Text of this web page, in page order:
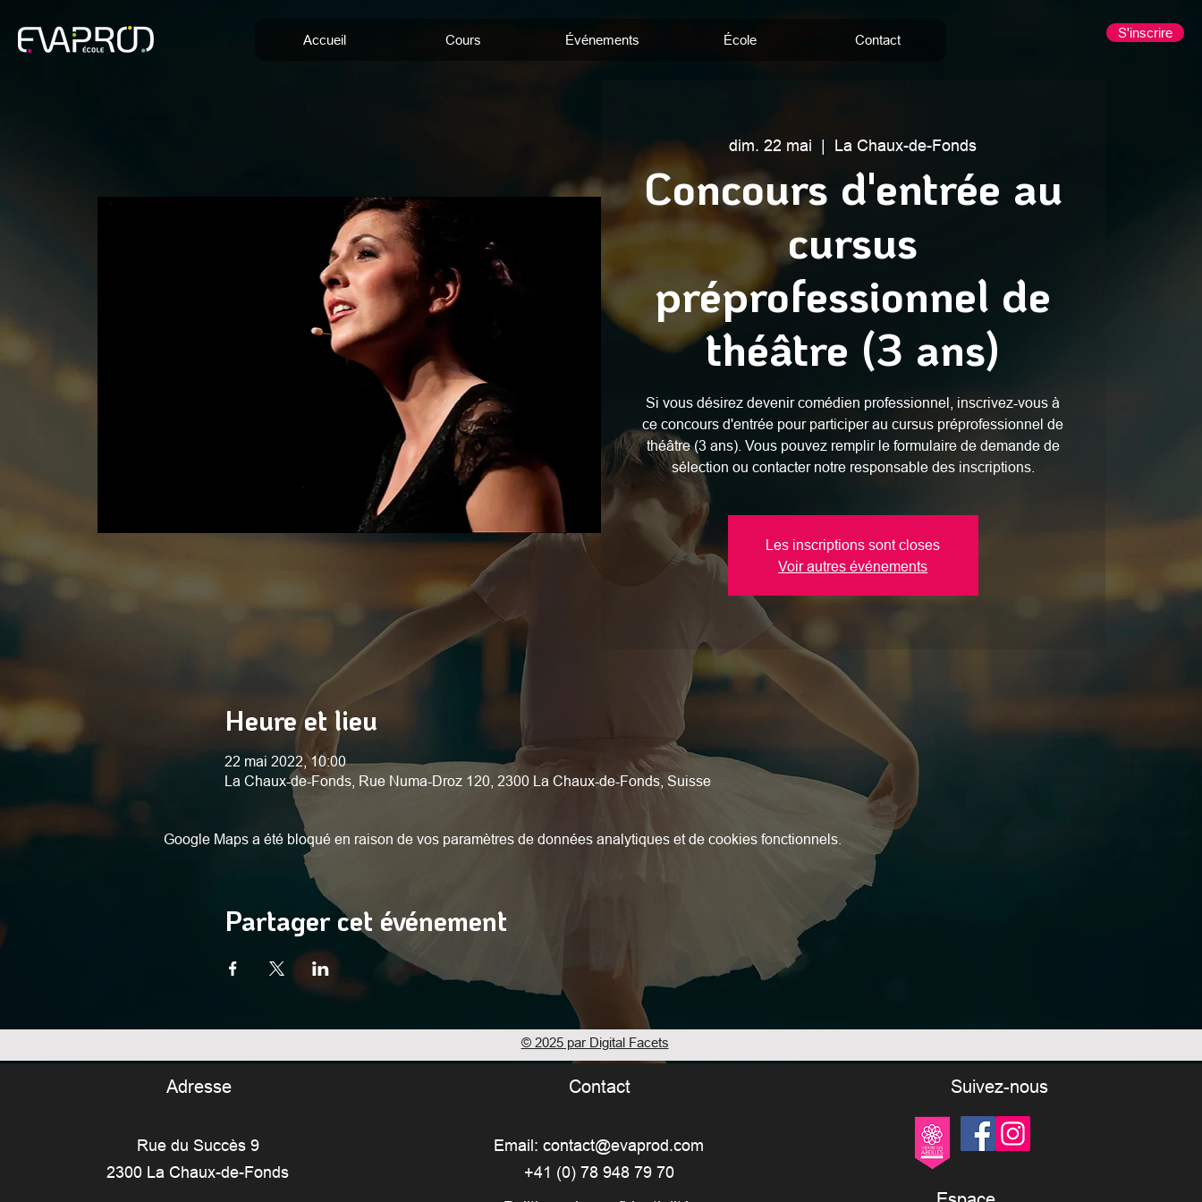
S'inscrire
Accueil Cours Événements École Contact
dim. 22 mai
  |
La Chaux-de-Fonds
Concours d'entrée au
cursus
préprofessionnel de
théâtre (3 ans)
Si vous désirez devenir comédien professionnel, inscrivez-vous à
ce concours d'entrée pour participer au cursus préprofessionnel de
théâtre (3 ans). Vous pouvez remplir le formulaire de demande de
sélection ou contacter notre responsable des inscriptions.
Les inscriptions sont closes
Voir autres événements
Heure et lieu
22 mai 2022, 10:00
La Chaux-de-Fonds, Rue Numa-Droz 120, 2300 La Chaux-de-Fonds, Suisse
Google Maps a été bloqué en raison de vos paramètres de données analytiques et de cookies fonctionnels.
Partager cet événement
© 2025 par Digital Facets
Adresse
Rue du Succès 9
2300 La Chaux-de-Fonds
Contact
Email:contact@evaprod.com
+41 (0) 78 948 79 70
Suivez-nous